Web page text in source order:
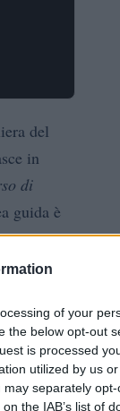
of your
the below opt-out
is processed
utilized by us
separately
the IAB’s list of
del
in
di
guida è
entro un